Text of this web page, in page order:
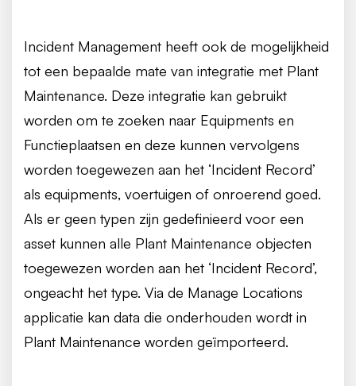
Incident Management heeft ook de mogelijkheid
tot een bepaalde mate van integratie met Plant
Maintenance. Deze integratie kan gebruikt
worden om te zoeken naar Equipments en
Functieplaatsen en deze kunnen vervolgens
worden toegewezen aan het ‘Incident Record’
als equipments, voertuigen of onroerend goed.
Als er geen typen zijn gedefinieerd voor een
asset kunnen alle Plant Maintenance objecten
toegewezen worden aan het ‘Incident Record’,
ongeacht het type. Via de Manage Locations
applicatie kan data die onderhouden wordt in
Plant Maintenance worden geïmporteerd.